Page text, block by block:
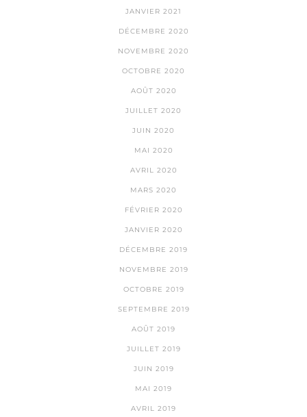
JANVIER 2021
DÉCEMBRE 2020
NOVEMBRE 2020
OCTOBRE 2020
AOÛT 2020
JUILLET 2020
JUIN 2020
MAI 2020
AVRIL 2020
MARS 2020
FÉVRIER 2020
JANVIER 2020
DÉCEMBRE 2019
NOVEMBRE 2019
OCTOBRE 2019
SEPTEMBRE 2019
AOÛT 2019
JUILLET 2019
JUIN 2019
MAI 2019
AVRIL 2019